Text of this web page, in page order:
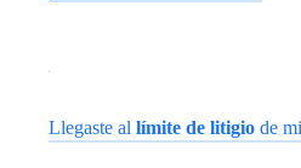
Llegaste al límite de litigio de mi